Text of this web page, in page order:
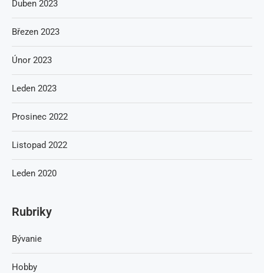
Duben 2023
Březen 2023
Únor 2023
Leden 2023
Prosinec 2022
Listopad 2022
Leden 2020
Rubriky
Bývanie
Hobby